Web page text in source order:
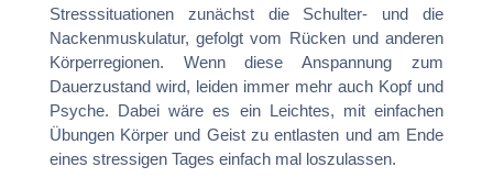
Stresssituationen zunächst die Schulter- und die
Nackenmuskulatur, gefolgt vom Rücken und anderen
Körperregionen. Wenn diese Anspannung zum
Dauerzustand wird, leiden immer mehr auch Kopf und
Psyche. Dabei wäre es ein Leichtes, mit einfachen
Übungen Körper und Geist zu entlasten und am Ende
eines stressigen Tages einfach mal loszulassen.